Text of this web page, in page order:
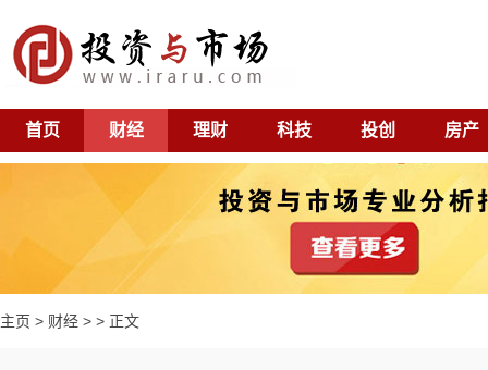
首页 财经 理财 科技 投创 房产
主页 > 财经 > > 正文